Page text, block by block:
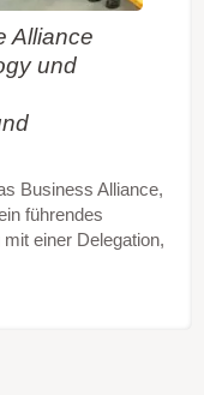
Alliance
und
Business Alliance,
führendes
einer Delegation,